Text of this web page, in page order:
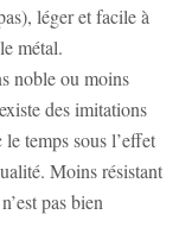
léger et facile à
métal.
noble ou moins
des imitations
temps sous l’effet
Moins résistant
pas bien